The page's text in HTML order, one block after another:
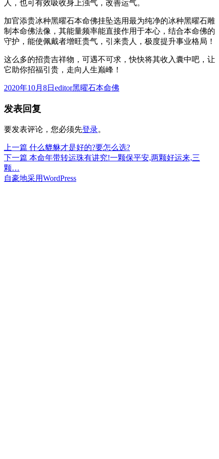
人，也可有效吸收身上浊气，改善运气。
加官添贵冰种黑曜石本命佛挂坠选用最为纯净的冰种黑曜石雕
制本命佛法像，其能量频率能直接作用于本心，结合本命佛的
守护，能使佩戴者增旺贵气，引来贵人，极度提升事业格局！
这么多的招贵吉祥物，可遇不可求，快快将其收入囊中吧，让
它助你招福引贵，走向人生巅峰！
发
于
2020年10月8日 作
editor分
黑曜石本命佛
发表回复
要发表评论，您必须先登录。
文
章
导
上一篇 上
篇
章：
什么貔貅才是好的?要怎么选?
下一篇 下
文
本命年带转运珠有讲究!一颗保平安,两颗好运来,三
颗…
自豪地采用WordPress